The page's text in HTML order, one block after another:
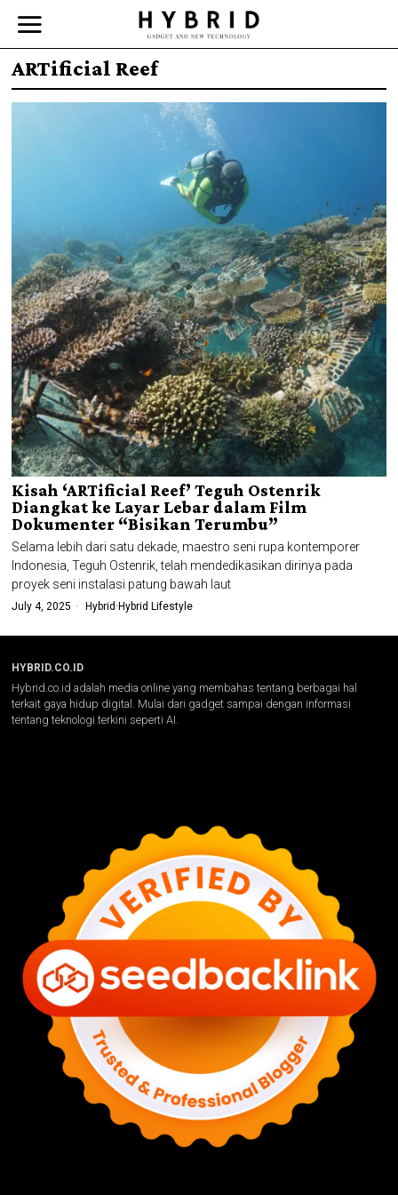
ARTificial Reef
Kisah ‘ARTificial Reef’ Teguh Ostenrik
Diangkat ke Layar Lebar dalam Film
Dokumenter “Bisikan Terumbu”
Selama lebih dari satu dekade, maestro seni rupa kontemporer
Indonesia, Teguh Ostenrik, telah mendedikasikan dirinya pada
proyek seni instalasi patung bawah laut
July 4, 2025 Hybrid · Hybrid Lifestyle
HYBRID.CO.ID
Hybrid.co.id adalah media online yang membahas tentang berbagai hal
terkait gaya hidup digital. Mulai dari gadget sampai dengan informasi
tentang teknologi terkini seperti AI.